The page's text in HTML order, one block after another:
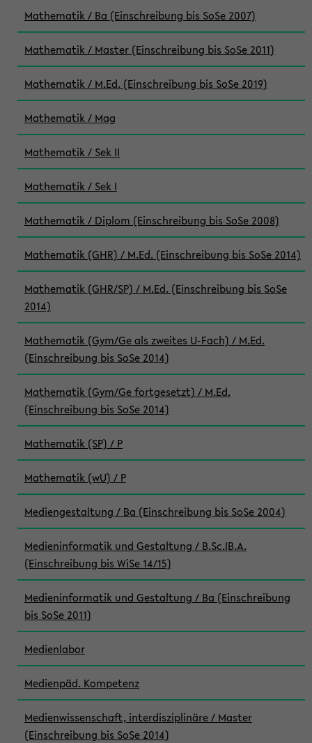
Mathematik / Ba (Einschreibung bis SoSe 2007)
Mathematik / Master (Einschreibung bis SoSe 2011)
Mathematik / M.Ed. (Einschreibung bis SoSe 2019)
Mathematik / Mag
Mathematik / Sek II
Mathematik / Sek I
Mathematik / Diplom (Einschreibung bis SoSe 2008)
Mathematik (GHR) / M.Ed. (Einschreibung bis SoSe 2014)
Mathematik (GHR/SP) / M.Ed. (Einschreibung bis SoSe
2014)
Mathematik (Gym/Ge als zweites U-Fach) / M.Ed.
(Einschreibung bis SoSe 2014)
Mathematik (Gym/Ge fortgesetzt) / M.Ed.
(Einschreibung bis SoSe 2014)
Mathematik (SP) / P
Mathematik (wU) / P
Mediengestaltung / Ba (Einschreibung bis SoSe 2004)
Medieninformatik und Gestaltung / B.Sc.|B.A.
(Einschreibung bis WiSe 14/15)
Medieninformatik und Gestaltung / Ba (Einschreibung
bis SoSe 2011)
Medienlabor
Medienpäd. Kompetenz
Medienwissenschaft, interdisziplinäre / Master
(Einschreibung bis SoSe 2014)